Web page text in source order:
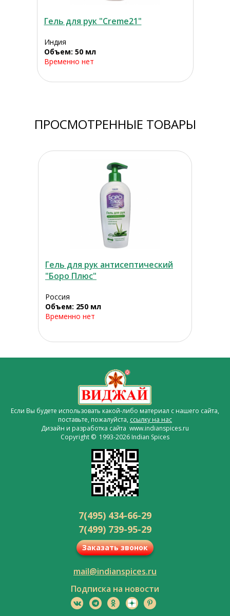
Гель для рук "Creme21"
Индия
Объем: 50 мл
Временно нет
ПРОСМОТРЕННЫЕ ТОВАРЫ
Гель для рук антисептический
"Боро Плюс"
Россия
Объем: 250 мл
Временно нет
Если Вы будете использовать какой-либо материал с нашего сайта,
поставьте, пожалуйста, ссылку на нас
Дизайн и разработка сайта www.indianspices.ru
Copyright © 1993-2026 Indian Spices
7(495) 434-66-29
7(499) 739-95-29
Заказать звонок
mail@indianspices.ru
Подписка на новости